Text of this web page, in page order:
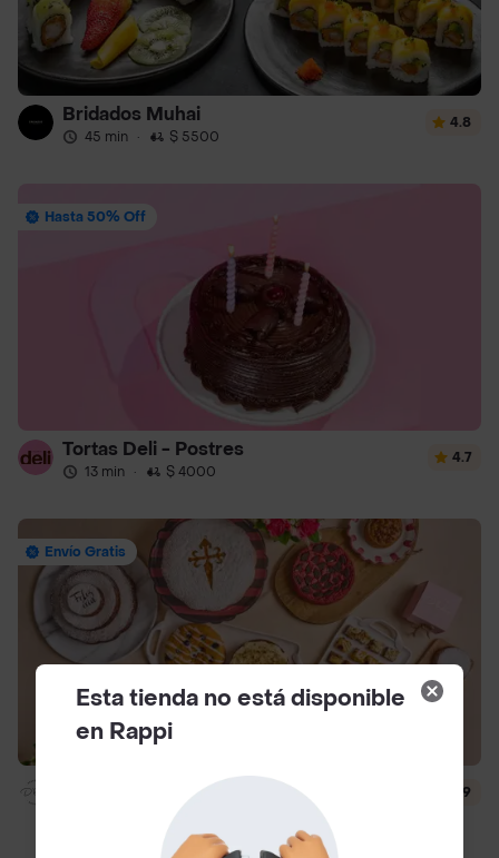
Bridados Muhai
45 min · $ 5500
4.8
Hasta 50% Off
Tortas Deli - Postres
13 min · $ 4000
4.7
Envío Gratis
Dlili By Liliana Arango
$ 4500
4.9
Esta tienda no está disponible
en Rappi